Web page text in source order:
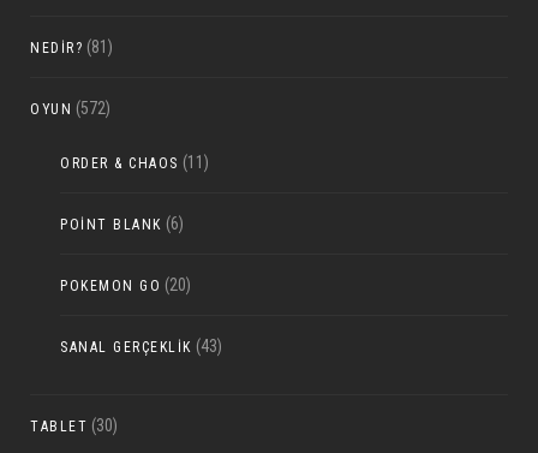
NEDIR? (81)
OYUN (572)
ORDER & CHAOS (11)
POINT BLANK (6)
POKEMON GO (20)
SANAL GERÇEKLIK (43)
TABLET (30)